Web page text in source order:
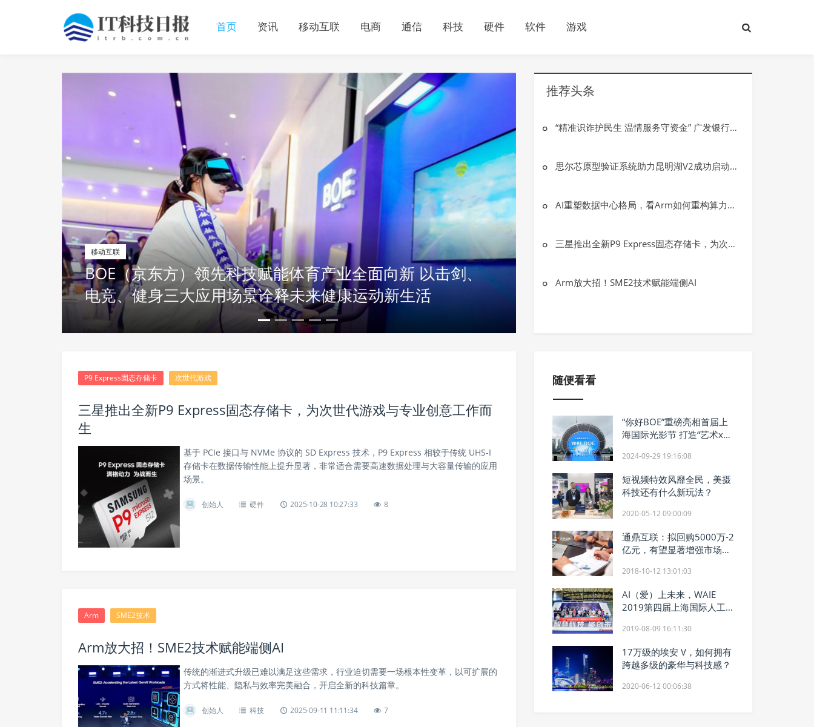
首页 资讯 移动互联 电商 通信 科技 硬件 软件 游戏
移动互联
BOE（京东方）领先科技赋能体育产业全面向新 以击剑、
电竞、健身三大应用场景诠释未来健康运动新生活
BOE·IPC电竞大赛暨BOE无畏杯S2完
推荐头条
“精准识诈护民生 温情服务守资金” 广发银行大庆龙南支行成功拦截一起电信网络诈骗案件
思尔芯原型验证系统助力昆明湖V2成功启动GUI OpenEuler
AI重塑数据中心格局，看Arm如何重构算力基础设施新形态
三星推出全新P9 Express固态存储卡，为次世代游戏与专业创意工作而生
Arm放大招！SME2技术赋能端侧AI
P9 Express固态存储卡 次世代游戏
三星推出全新P9 Express固态存储卡，为次世代游戏与专业创意工作而
生
基于 PCIe 接口与 NVMe 协议的 SD Express 技术，P9 Express 相较于传统 UHS-I
存储卡在数据传输性能上提升显著，非常适合需要高速数据处理与大容量传输的应用
场景。
创始人 硬件 2025-10-28 10:27:33 8
Arm SME2技术
Arm放大招！SME2技术赋能端侧AI
传统的渐进式升级已难以满足这些需求，行业迫切需要一场根本性变革，以可扩展的
方式将性能、隐私与效率完美融合，开启全新的科技篇章。
创始人 科技 2025-09-11 11:11:34 7
随便看看
“你好BOE”重磅亮相首届上
海国际光影节 打造“艺术x科
2024-09-29 19:16:08
短视频特效风靡全民，美摄
科技还有什么新玩法？
2020-05-12 09:00:09
通鼎互联：拟回购5000万-2
亿元，有望显著增强市场信
2018-10-12 13:01:03
AI（爱）上未来，WAIE
2019第四届上海国际人工
大会今天隆重开幕！
2019-08-09 16:11:30
17万级的埃安 V，如何拥有
跨越多级的豪华与科技感？
2020-06-12 00:06:38